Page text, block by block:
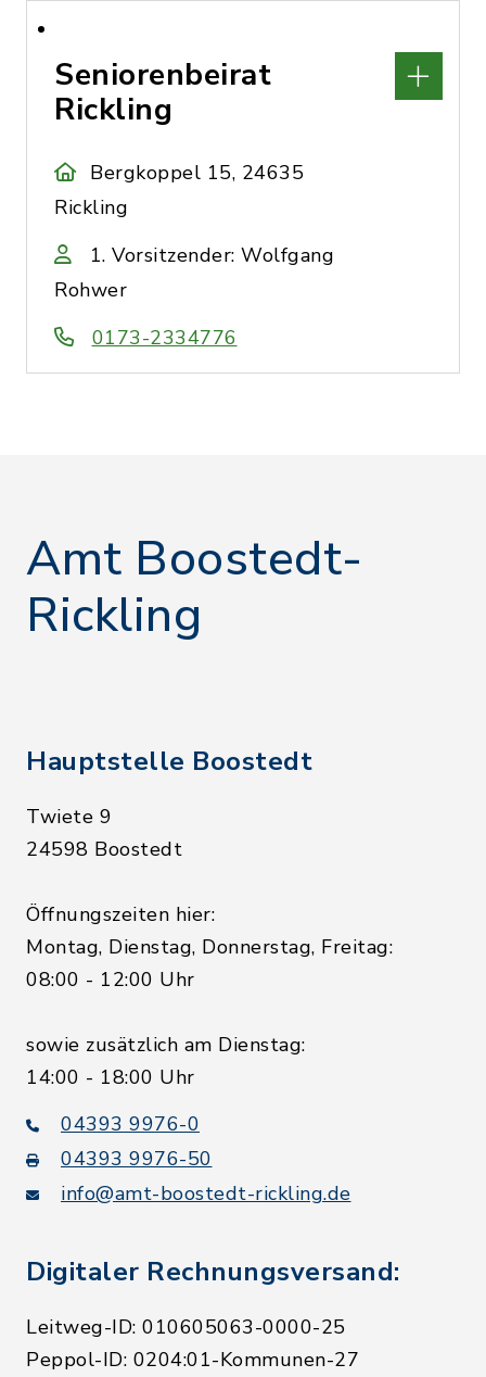
Seniorenbeirat
Rickling
Bergkoppel 15, 24635
Rickling
1. Vorsitzender: Wolfgang
Rohwer
0173-2334776
Amt Boostedt-
Rickling
Hauptstelle Boostedt
Twiete 9
24598 Boostedt
Öffnungszeiten hier:
Montag, Dienstag, Donnerstag, Freitag:
08:00 - 12:00 Uhr
sowie zusätzlich am Dienstag:
14:00 - 18:00 Uhr
04393 9976-0
04393 9976-50
info@amt-boostedt-rickling.de
Digitaler Rechnungsversand:
Leitweg-ID: 010605063-0000-25
Peppol-ID: 0204:01-Kommunen-27